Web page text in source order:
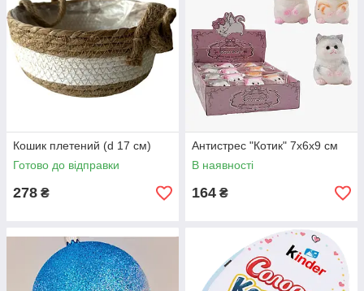
Кошик плетений (d 17 см)
Готово до відправки
278 ₴
Антистрес "Котик" 7х6х9 см
В наявності
164 ₴